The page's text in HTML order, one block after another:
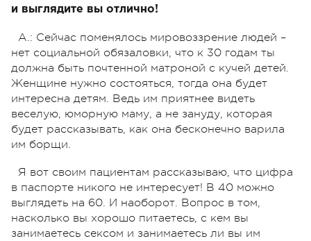
и выглядите вы отлично!
А.: Сейчас поменялось мировоззрение людей –
нет социальной обязаловки, что к 30 годам ты
должна быть почтенной матроной с кучей детей.
Женщине нужно состояться, тогда она будет
интересна детям. Ведь им приятнее видеть
веселую, юморную маму, а не зануду, которая
будет рассказывать, как она бесконечно варила
им борщи.
Я вот своим пациентам рассказываю, что цифра
в паспорте никого не интересует! В 40 можно
выглядеть на 60. И наоборот. Вопрос в том,
насколько вы хорошо питаетесь, с кем вы
занимаетесь сексом и занимаетесь ли вы им